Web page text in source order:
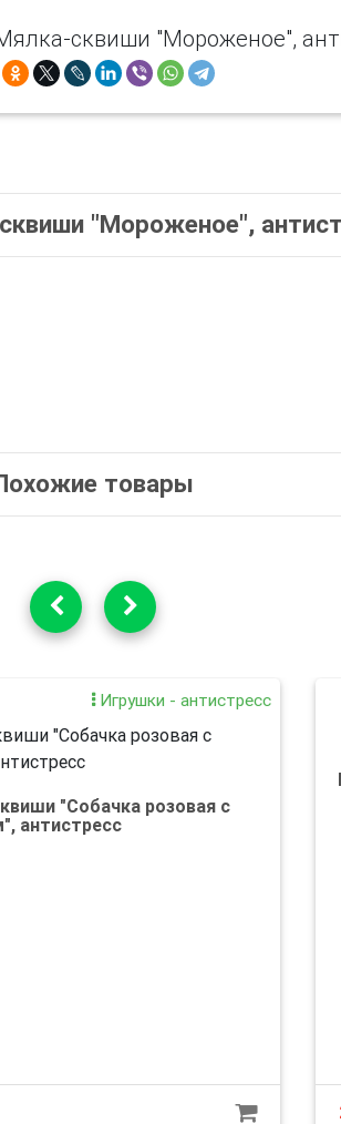
сквиши "Мороженое",
"Мороженое",
товары
Игрушки - антистресс
"Собачка розовая с
антистресс